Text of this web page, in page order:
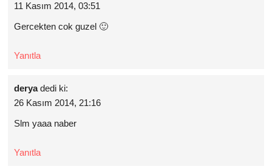
11 Kasım 2014, 03:51
Gercekten cok guzel 🙂
Yanıtla
derya dedi ki:
26 Kasım 2014, 21:16
Slm yaaa naber
Yanıtla